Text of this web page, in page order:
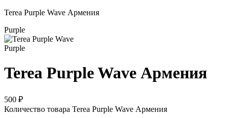
Terea Purple Wave Армения
Purple
Purple
Terea Purple Wave Армения
500 ₽
Количество товара Terea Purple Wave Армения